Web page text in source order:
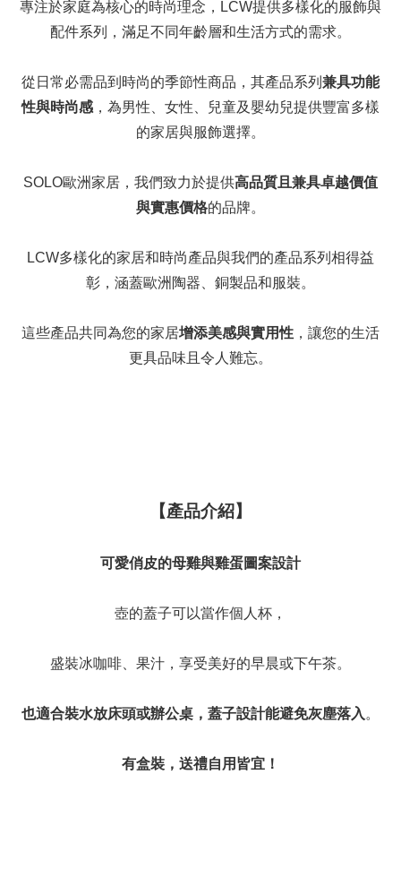
專注於家庭為核心的時尚理念，LCW提供多樣化的服飾與
配件系列，滿足不同年齡層和生活方式的需求。
從日常必需品到時尚的季節性商品，其產品系列 兼具功能
性與時尚感 ，為男性、女性、兒童及嬰幼兒提供豐富多樣
的家居與服飾選擇。
SOLO歐洲家居，我們致力於提供高品質且兼具卓越價值
與實惠價格的品牌。
LCW多樣化的家居和時尚產品與我們的產品系列相得益
彰，涵蓋歐洲陶器、銅製品和服裝。
這些產品共同為您的家居增添美感與實用性 ，讓您的生活
更具品味且令人難忘。
【產品介紹】
可愛俏皮的母雞與雞蛋圖案設計
壺的蓋子可以當作個人杯，
盛裝冰咖啡、果汁，享受美好的早晨或下午茶。
也適合裝水放床頭或辦公桌，蓋子設計能避免灰塵落入 。
有盒裝，送禮自用皆宜！